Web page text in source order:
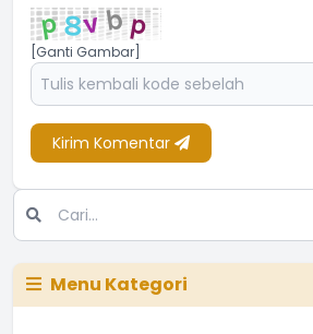
[Ganti Gambar]
Kirim Komentar
Menu Kategori